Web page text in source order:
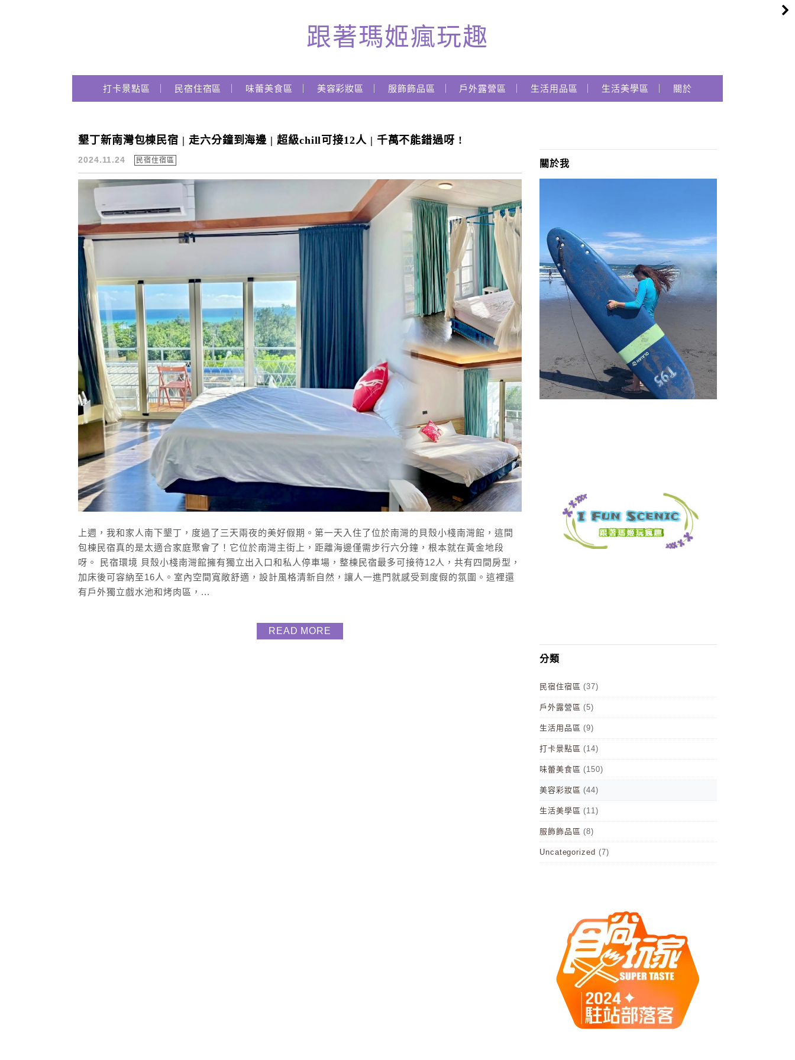
跟著瑪姬瘋玩趣
跟著瑪姬瘋玩趣
Main Menu
打卡景點區 民宿住宿區 味蕾美食區 美容彩妝區 服飾飾品區 戶外露營區 生活用品區 生活美學區 關於
水上社施
墾丁新南灣包棟民宿 | 走六分鐘到海邊 | 超級chill可接12人 | 千萬不能錯過呀 !
2024.11.24 民宿住宿區
上週，我和家人南下墾丁，度過了三天兩夜的美好假期。第一天入住了位於南灣的貝殼小棧南灣館，這間
包棟民宿真的是太適合家庭聚會了！它位於南灣主街上，距離海邊僅需步行六分鐘，根本就在黃金地段
呀。 民宿環境 貝殼小棧南灣館擁有獨立出入口和私人停車場，整棟民宿最多可接待12人，共有四間房型，
加床後可容納至16人。室內空間寬敞舒適，設計風格清新自然，讓人一進門就感受到度假的氛圍。這裡還
有戶外獨立戲水池和烤肉區，...
READ MORE
關於我
分類
民宿住宿區 (37)
戶外露營區 (5)
生活用品區 (9)
打卡景點區 (14)
味蕾美食區 (150)
美容彩妝區 (44)
生活美學區 (11)
服飾飾品區 (8)
Uncategorized (7)